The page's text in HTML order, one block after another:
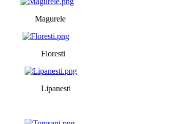
Magurele
Floresti
Lipanesti